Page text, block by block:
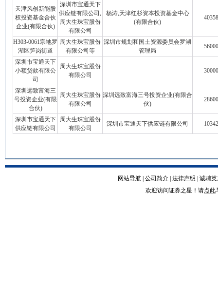
天津风创新能股
权投资基金合伙
企业(有限合伙)
深圳市宝通天下
供应链有限公司,
周大生珠宝股份
有限公司
杨涛,天津红杉资本投资基金中心
(有限合伙)
H303-0061宗地罗
湖区笋岗街道
周大生珠宝股份
有限公司等
深圳市规划和国土资源委员会罗湖
管理局
深圳市宝通天下
小额贷款有限公
司
周大生珠宝股份
有限公司
深圳远致富海三
号投资企业(有限
合伙)
周大生珠宝股份
有限公司
深圳远致富海三号投资企业(有限合
伙)
深圳市宝通天下
供应链有限公司
周大生珠宝股份
有限公司
深圳市宝通天下供应链有限公司
网站导航 公司简介 法律声明
诚聘
欢迎访问证券之星！请点此